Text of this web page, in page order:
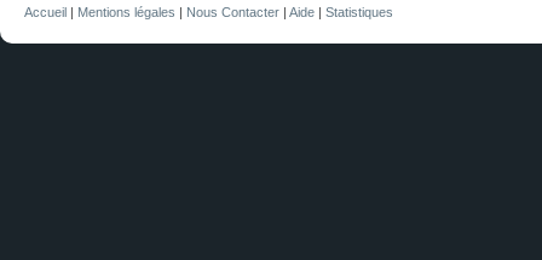
Accueil | Mentions légales | Nous Contacter | Aide | Statistiques